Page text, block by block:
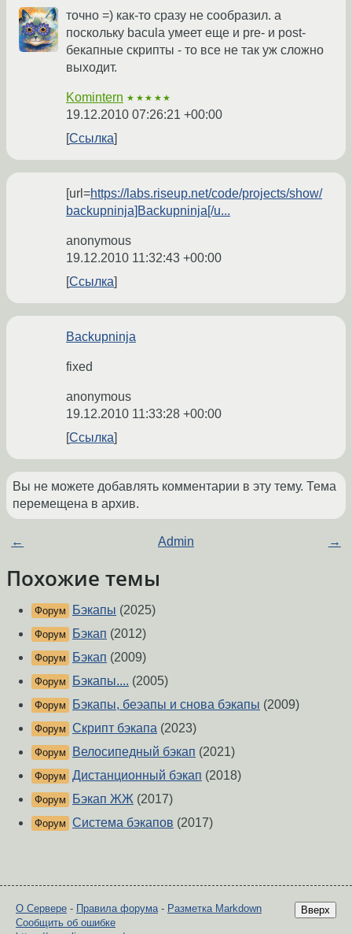
точно =) как-то сразу не сообразил. а
поскольку bacula умеет еще и pre- и post-
бекапные скрипты - то все не так уж сложно
выходит.
Komintern ★★★★★
19.12.2010 07:26:21 +00:00
Ссылка
[url=https://labs.riseup.net/code/projects/show/
backupninja]Backupninja[/u...
anonymous
19.12.2010 11:32:43 +00:00
Ссылка
Backupninja
fixed
anonymous
19.12.2010 11:33:28 +00:00
Ссылка
Вы не можете добавлять комментарии в эту тему. Тема
перемещена в архив.
← Admin →
Похожие темы
Форум Бэкапы (2025)
Форум Бэкап (2012)
Форум Бэкап (2009)
Форум Бэкапы.... (2005)
Форум Бэкапы, беэапы и снова бэкапы (2009)
Форум Скрипт бэкапа (2023)
Форум Велосипедный бэкап (2021)
Форум Дистанционный бэкап (2018)
Форум Бэкап ЖЖ (2017)
Форум Система бэкапов (2017)
Вверх
О Сервере - Правила форума- Разметка Markdown
Сообщить об ошибке